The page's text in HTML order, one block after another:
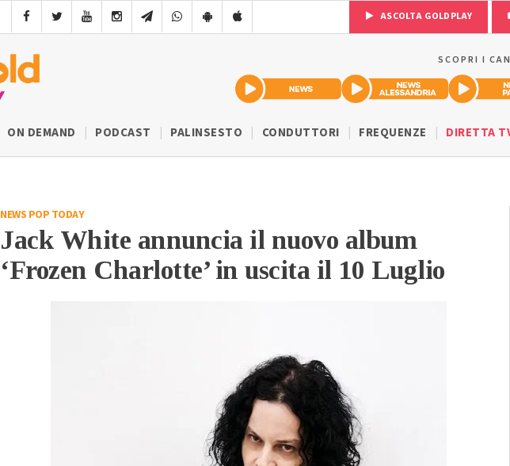
ASCOLTA GOLDPLAY
SCOPRI I
ON DEMAND PODCAST PALINSESTO CONDUTTORI FREQUENZE DIRETTA
NEWS POP TODAY
Jack White annuncia il nuovo album
‘Frozen Charlotte’ in uscita il 10 Luglio